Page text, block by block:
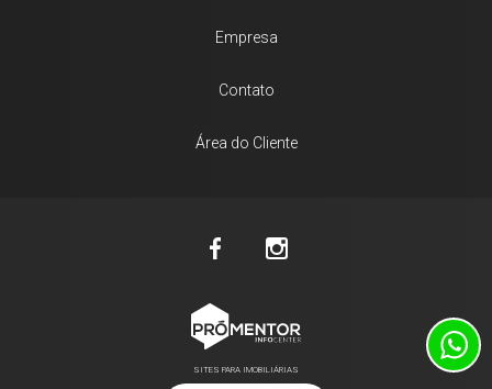
Empresa
Contato
Área do Cliente
SITES PARA IMOBILIÁRIAS